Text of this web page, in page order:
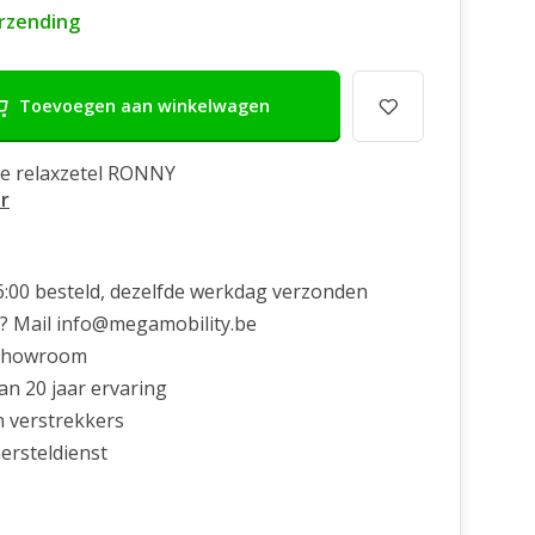
Toevoegen aan winkelwagen
relaxzetel RONNY
besteld, dezelfde werkdag verzonden
Mail info@megamobility.be
20 jaar ervaring
verstrekkers